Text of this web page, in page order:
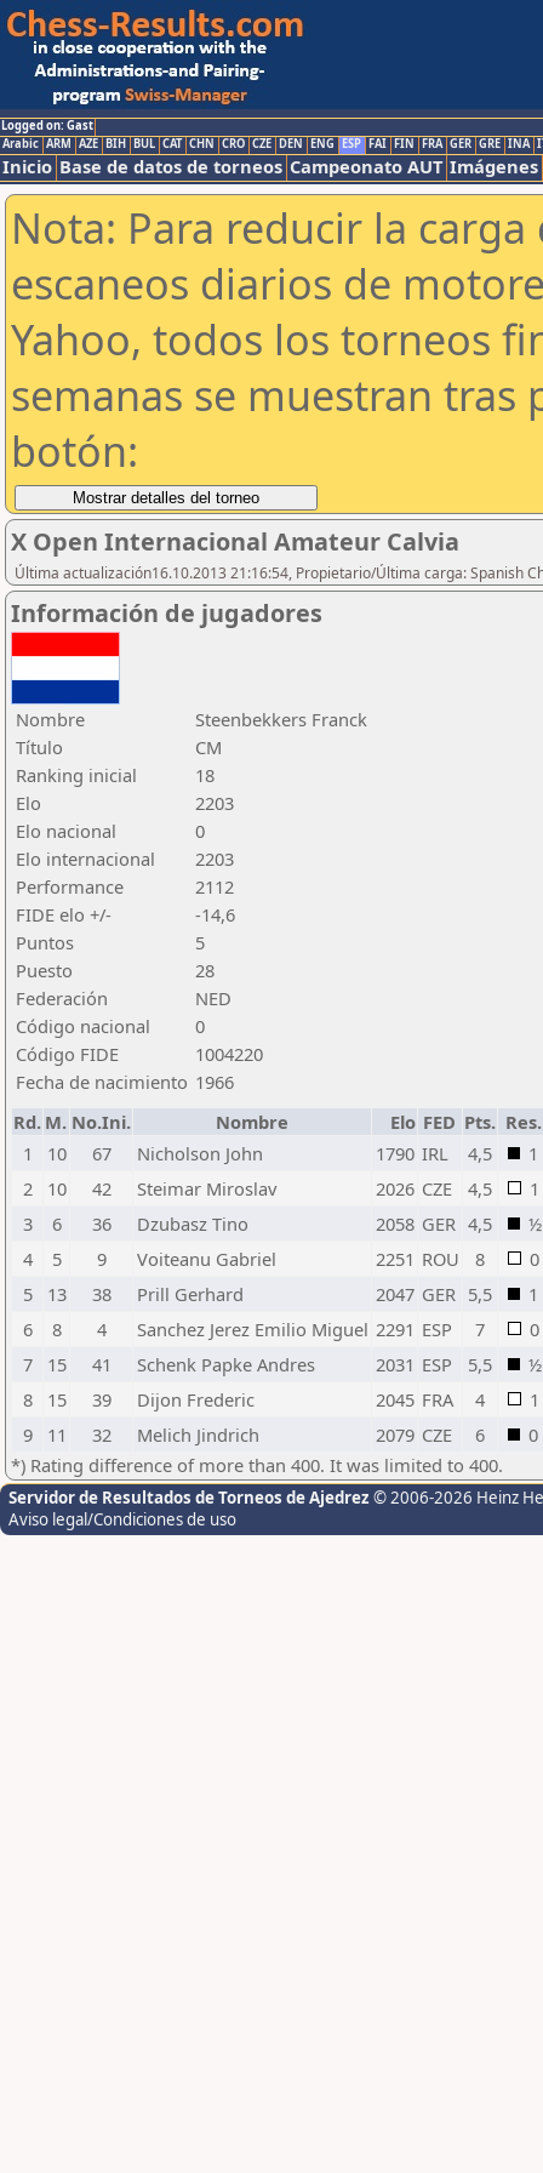
Logged on: Gast
Arabic ARM AZE BIH BUL CAT CHN CRO CZE DEN ENG ESP FAI FIN FRA GER GRE INA
Inicio Base de datos de torneos Campeonato AUT Imágenes
Nota: Para reducir la
escaneos diarios de
Yahoo, todos los torneos
semanas se muestran tras
botón:
X Open Internacional Amateur Calvia
Última actualización16.10.2013 21:16:54, Propietario/Última carga: Spanish
Información de jugadores
Nombre
Steenbekkers Franck
Título
CM
Ranking inicial
18
Elo
2203
Elo nacional
0
Elo internacional
2203
Performance
2112
FIDE elo +/-
-14,6
Puntos
5
Puesto
28
Federación
NED
Código nacional
0
Código FIDE
1004220
Fecha de nacimiento 1966
Rd. M. No.Ini. Nombre Elo FED Pts. Res.
1
10 67 Nicholson John 1790 IRL 4,5
1
2
10 42 Steimar Miroslav 2026 CZE 4,5
1
3
6 36 Dzubasz Tino 2058 GER 4,5
½
4
5 9 Voiteanu Gabriel 2251 ROU 8
0
5
13 38 Prill Gerhard 2047 GER 5,5
1
6
8 4 Sanchez Jerez Emilio Miguel 2291 ESP 7
0
7
15 41 Schenk Papke Andres 2031 ESP 5,5
½
8
15 39 Dijon Frederic 2045 FRA 4
1
9
11 32 Melich Jindrich 2079 CZE 6
0
*) Rating difference of more than 400. It was limited to 400.
Servidor de Resultados de Torneos de Ajedrez © 2006-2026 Heinz
Aviso legal/Condiciones de uso